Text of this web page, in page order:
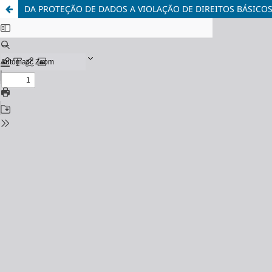
DA PROTEÇÃO DE DADOS A VIOLAÇÃO DE DIREITOS BÁSICOS